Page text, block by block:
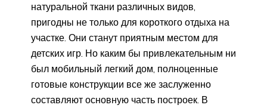
натуральной ткани различных видов,
пригодны не только для короткого отдыха на
участке. Они станут приятным местом для
детских игр. Но каким бы привлекательным ни
был мобильный легкий дом, полноценные
готовые конструкции все же заслуженно
составляют основную часть построек. В